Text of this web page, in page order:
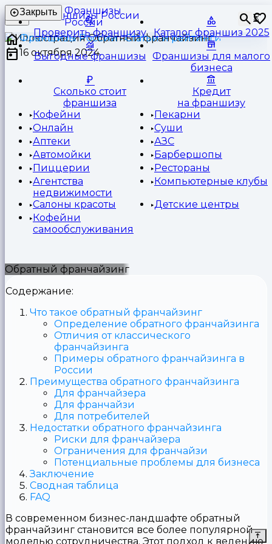
Франшизы
России
⏳
Закрыть
Проверить франшизу Каталог франшиз 2025
Выгодные франшизы
Франшизы для малого
бизнеса
Сколько стоит
франшиза
Кредит
на франшизу
Кофейни
Пекарни
Онлайн
Суши
Аптеки
АЗС
Автомойки
Барбершопы
Пиццерии
Рестораны
Агентства
недвижимости
Компьютерные клубы
Салоны красоты
Детские центры
Кофейни
самообслуживания
Франшизы России
Статьи и рейтинги
16 октября 2024
Обратный франчайзинг
Содержание:
Что такое обратный франчайзинг
Определение обратного франчайзинга
Отличия от классического
франчайзинга
Примеры обратного франчайзинга в
России
Преимущества обратного франчайзинга
Для франчайзера
Для франчайзи
Для потребителей
Недостатки обратного франчайзинга
Риски для франчайзера
Ограничения для франчайзи
Потенциальные проблемы для бизнеса
Заключение
Сводная таблица
FAQ
В современном бизнес-ландшафте обратный
франчайзинг становится все более популярной
моделью сотрудничества. Этот подход к ведению